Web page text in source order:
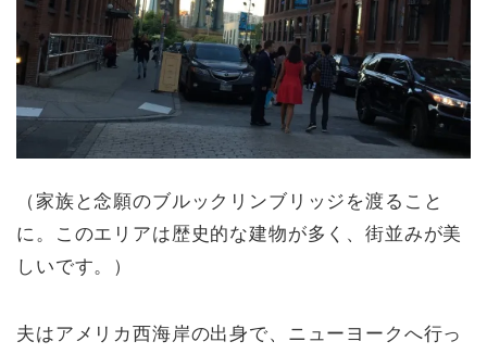
（家族と念願のブルックリンブリッジを渡ること
に。このエリアは歴史的な建物が多く、街並みが美
しいです。）
夫はアメリカ西海岸の出身で、ニューヨークへ行っ